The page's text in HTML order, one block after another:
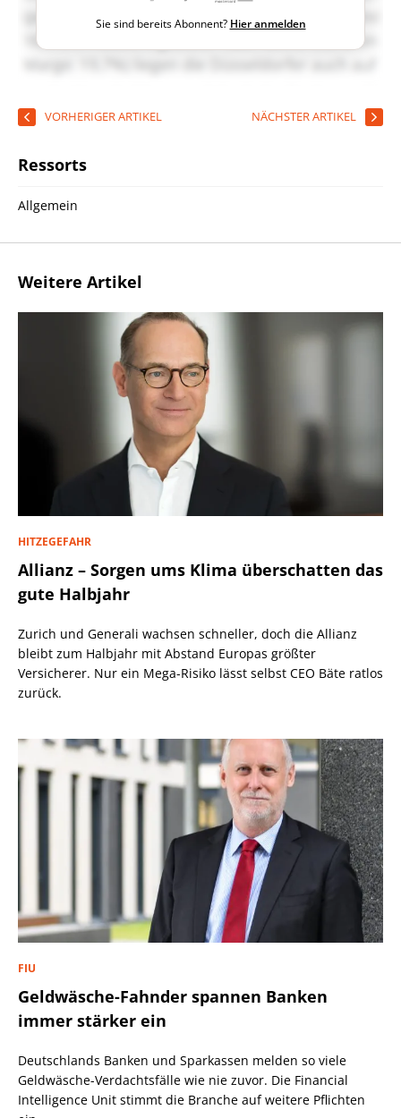
Sie sind bereits Abonnent? Hier anmelden
VORHERIGER ARTIKEL NÄCHSTER ARTIKEL
Ressorts
Allgemein
Weitere Artikel
HITZEGEFAHR
Allianz – Sorgen ums Klima überschatten das
gute Halbjahr
Zurich und Generali wachsen schneller, doch die Allianz
bleibt zum Halbjahr mit Abstand Europas größter
Versicherer. Nur ein Mega-Risiko lässt selbst CEO Bäte ratlos
zurück.
FIU
Geldwäsche-Fahnder spannen Banken
immer stärker ein
Deutschlands Banken und Sparkassen melden so viele
Geldwäsche-Verdachtsfälle wie nie zuvor. Die Financial
Intelligence Unit stimmt die Branche auf weitere Pflichten